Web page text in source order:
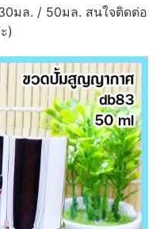
มล. / 50มล. สนใจติดต่อ
)